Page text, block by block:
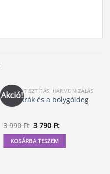
Akció!
CSAKRA TISZTÍTÁS, HARMONIZÁLÁS
A csakrák és a bolygóideg
3 990Ft Original
price
was:
3
990 Ft.
3 790 FtCurrent
price
is:
3
790 Ft.
KOSÁRBA TESZEM